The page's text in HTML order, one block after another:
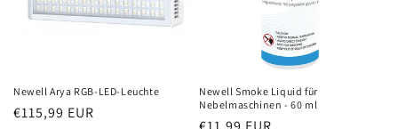
Newell Arya RGB-LED-Leuchte
Normaler
€115,99 EUR
Newell Smoke Liquid für
Nebelmaschinen - 60 ml